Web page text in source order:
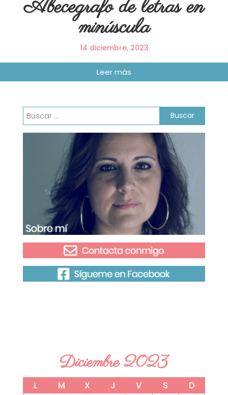
Abecegrafo de letras en
minúscula
14 diciembre, 2023
Buscar:
Diciembre 2023
L M X J V S D